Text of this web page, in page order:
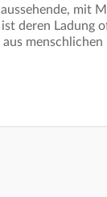
mit
deren Ladung
menschlichen